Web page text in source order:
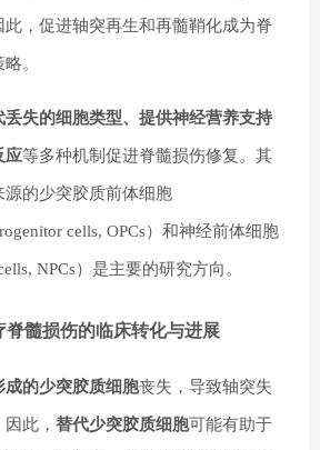
，促进轴突再生和再髓鞘化成为脊
。
丢失的细胞类型、提供神经营养支持
应等多种机制促进脊髓损伤修复。其
的少突胶质前体细胞
cells, OPCs）和神经前体细胞
NPCs）是主要的研究方向。
脊髓损伤的临床转化与进展
成的少突胶质细胞丧失，导致轴突失
此， 替代少突胶质细胞可能有助于